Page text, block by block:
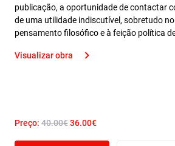
publicação, a oportunidade de contactar
de uma utilidade indiscutível, sobretudo
pensamento filosófico e à feição política
Visualizar obra
Preço: 40.00€36.00€